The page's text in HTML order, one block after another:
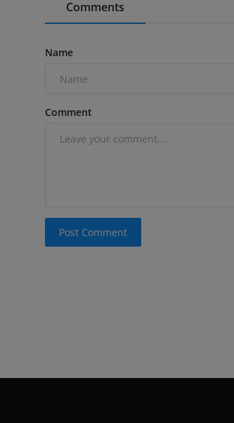
Comments
Name
Comment
Post Comment